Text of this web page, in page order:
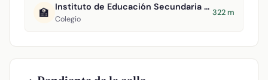
🏫 Instituto de Educación Secundaria Clavero Fernández de Córdova
Colegio
322 m